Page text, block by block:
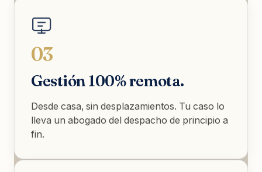
03
Gestión 100% remota.
Desde casa, sin desplazamientos. Tu caso lo
lleva un abogado del despacho de principio a
fin.